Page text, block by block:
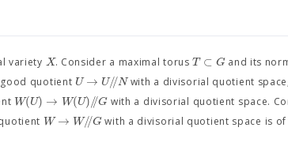
variety X. Consider a maximal torusT ⊂ Gand its
quotient U → U//Nwith a divisorial quotient
W(U) → W(U)//G with a divisorial quotient space.
W → W//Gwith a divisorial quotient space is